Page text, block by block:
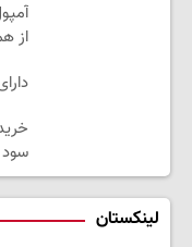
از
سود
لینکستان